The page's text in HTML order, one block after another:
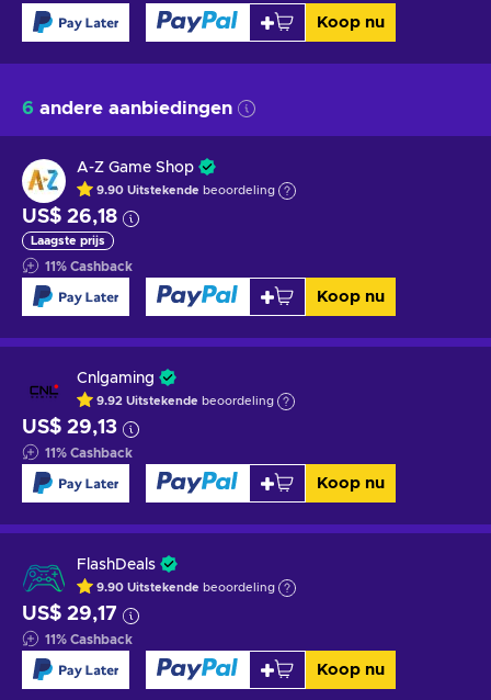
Koop nu
6 andere aanbiedingen
A-Z Game Shop
9.90 Uitstekende beoordeling
US$ 26,18
Laagste prijs
11% Cashback
Koop nu
Cnlgaming
9.92 Uitstekende beoordeling
US$ 29,13
11% Cashback
Koop nu
FlashDeals
9.90 Uitstekende beoordeling
US$ 29,17
11% Cashback
Koop nu